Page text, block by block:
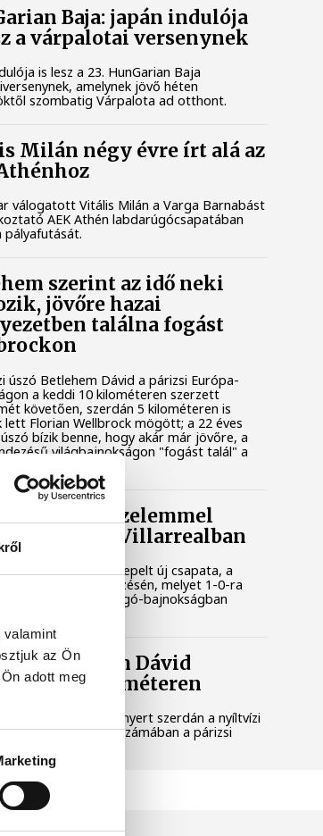
az Ön
adott meg
Baja: japán indulója
a várpalotai versenynek
is lesz a 23. HunGarian Baja
amelynek jövő héten
szombatig Várpalota ad otthont.
Milán négy évre írt alá az
válogatott Vitális Milán a Varga Barnabást
AEK Athén labdarúgócsapatában
szerint az idő neki
jövőre hazai
találna fogást
úszó Betlehem Dávid a párizsi Európa-
a keddi 10 kilométeren szerzett
követően, szerdán 5 kilométeren is
lett Florian Wellbrock mögött; a 22 éves
bízik benne, hogy akár már jövőre, a
világbajnokságon "fogást talál" a
Péter győzelemmel
be a Villarrealban
Péter kezdőként szerepelt új csapata, a
szerdai edzőmérkőzésén, melyet 1-0-ra
a spanyol labdarúgó-bajnokságban
Eb: Betlehem Dávid
5 kilométeren
Dávid ezüstérmet nyert szerdán a nyíltvízi
versenyszámában a párizsi